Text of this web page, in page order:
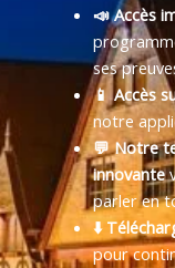
📣 Accès
ses
📱 Accès
notre
💬 Notre
innovante
parler en
⬇️
pour